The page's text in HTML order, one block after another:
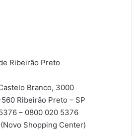
Ribeirão Preto
Branco, 3000
560 Ribeirão Preto – SP
– 0800 020 5376
(Novo Shopping Center)